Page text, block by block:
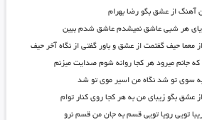
آهنگ از عشق بگو رضا بهرام
هر شبی عاشق نمیشدم عاشق شدم ببین
معما حیف گفتمت از عشق و باور گفتی از نگاه آخر حیف
جانم میرود هر کجا روانه شوم صدایت میزنم
سوی تو شد نگاه من اسیر موی تو شد
عشق بگو زیبای من به هر کجا روی کنار توام
تویی رویا تویی قسم به جان من قسم نرو